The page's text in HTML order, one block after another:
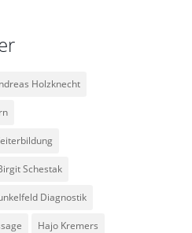
Holzknecht
Schestak
Diagnostik
Hajo Kremers